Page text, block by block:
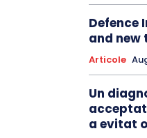
Defence
and new
Articole
Un
a evitat